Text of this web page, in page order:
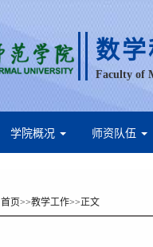
数
Faculty of
学院概况 师资队伍
首页>>教学工作>>正文